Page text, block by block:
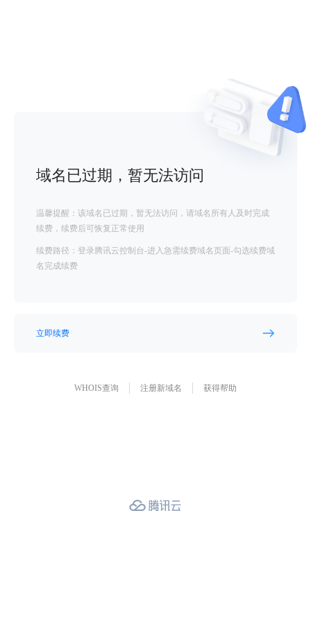
域名已过期，暂无法访问
温馨提醒：该域名已过期，暂无法访问，请域名所有人及时完成
续费，续费后可恢复正常使用
续费路径：登录腾讯云控制台-进入急需续费域名页面-勾选续费域
名完成续费
立即续费
WHOIS查询 注册新域名 获得帮助